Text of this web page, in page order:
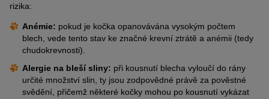
rizika:
Anémie: pokud je kočka opanovávána vysokým počtem
blech, vede tento stav ke značné krevní ztrátě a anémii (tedy
chudokrevnosti).
Alergie na bleší sliny: při kousnutí blecha vyloučí do rány
určité množství slin, ty jsou zodpovědné právě za pověstné
svědění, přičemž některé kočky mohou po kousnutí vykázat